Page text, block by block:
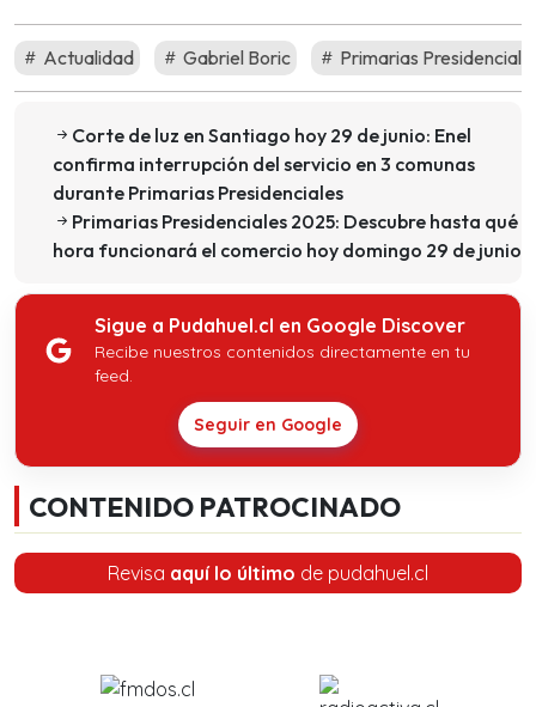
Actualidad Gabriel Boric Primarias
Corte de luz en Santiago hoy 29 de junio: Enel
confirma interrupción del servicio en 3 comunas
durante Primarias Presidenciales
Primarias Presidenciales 2025: Descubre hasta qué
hora funcionará el comercio hoy domingo 29 de junio
Sigue a Pudahuel.cl en Google Discover
Recibe nuestros contenidos directamente en tu
feed.
Seguir en Google
CONTENIDO PATROCINADO
Revisa aquí lo último de pudahuel.cl